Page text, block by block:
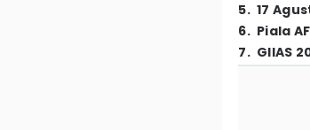
5. 17
6. Piala
7. GIIAS